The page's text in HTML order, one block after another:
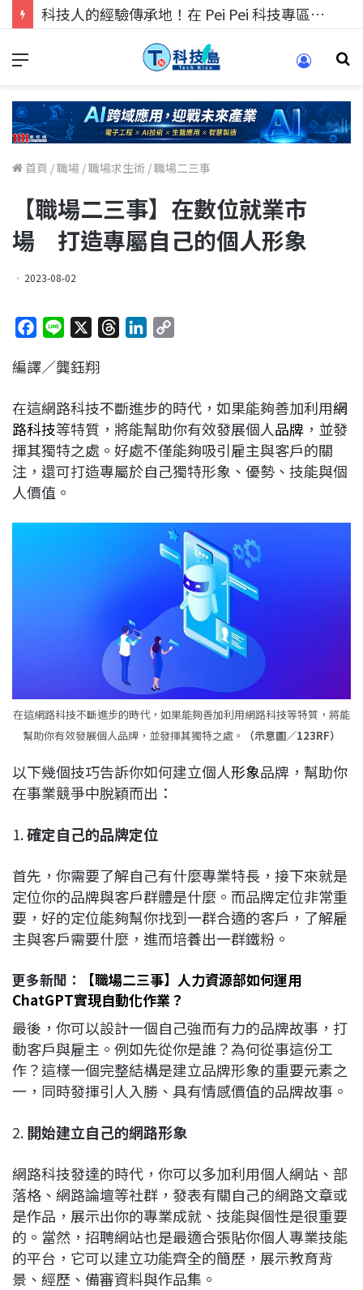
科技人的經驗傳承地！在 Pei Pei 科技專區，與學弟妹交流最硬核的技術
首頁 /職場 /職場求生術 /職場二三事
【職場二三事】在數位就業市
場 打造專屬自己的個人形象
2023-08-02
c
b
o
o
k
n
a
d
s
e
d
I
n
L
i
n
k
編譯／龔鈺翔
在這網路科技不斷進步的時代，如果能夠善加利用網
路科技等特質，將能幫助你有效發展個人品牌 ，並發
揮其獨特之處。好處不僅能夠吸引雇主與客戶的關
注，還可打造專屬於自己獨特形象、優勢、技能與個
人價值。
在這網路科技不斷進步的時代，如果能夠善加利用網路科技等特質，將能
幫助你有效發展個人品牌，並發揮其獨特之處。
（示意圖／123RF）
以下幾個技巧告訴你如何建立個人形象品牌，幫助你
在事業競爭中脫穎而出：
1.確定自己的品牌定位
首先，你需要了解自己有什麼專業特長，接下來就是
定位你的品牌與客戶群體是什麼。而品牌定位非常重
要，好的定位能夠幫你找到一群合適的客戶，了解雇
主與客戶需要什麼，進而培養出一群鐵粉。
更多新聞：
【職場二三事】人力資源部如何運用
ChatGPT實現自動化作業？
最後，你可以設計一個自己強而有力的品牌故事，打
動客戶與雇主。例如先從你是誰？為何從事這份工
作？這樣一個完整結構是建立品牌形象的重要元素之
一，同時發揮引人入勝、具有情感價值的品牌故事。
2.開始建立自己的網路形象
網路科技發達的時代，你可以多加利用個人網站、部
落格、網路論壇等社群，發表有關自己的網路文章或
是作品，展示出你的專業成就、技能與個性是很重要
的。當然，招聘網站也是最適合張貼你個人專業技能
的平台，它可以建立功能齊全的簡歷，展示教育背
景、經歷、備審資料與作品集。